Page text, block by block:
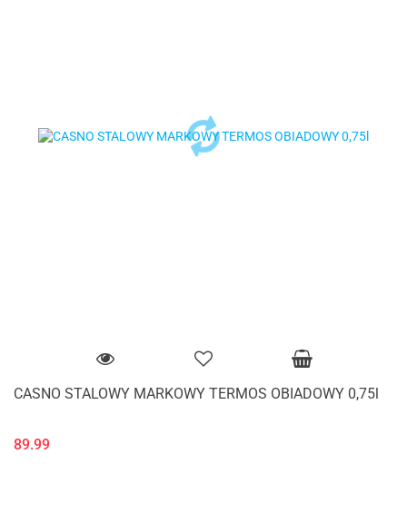
CASNO STALOWY MARKOWY TERMOS OBIADOWY 0,75l
89.99